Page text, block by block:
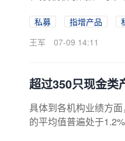
私募 指增产品
王军
07-09 14:11
超过350只现金类
具体到各机构业绩方
的平均值普遍处于